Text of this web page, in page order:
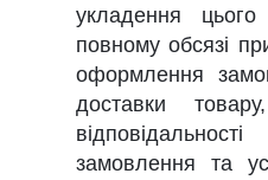
укладення
повному обсязі
оформлення
доставки
замовлення та